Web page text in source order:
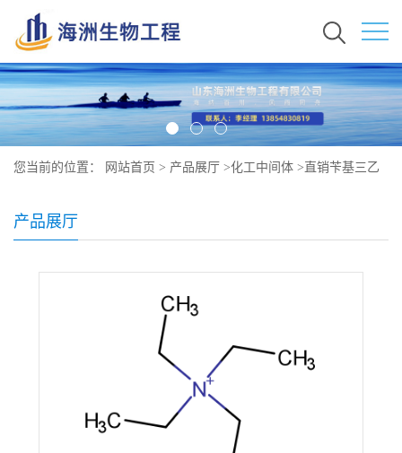
您当前的位置： 网站首页 > 产品展厅 >化工中间体 > 直销苄基三乙
产品展厅